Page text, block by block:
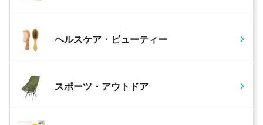
ヘルスケア・ビューティー
スポーツ・アウトドア